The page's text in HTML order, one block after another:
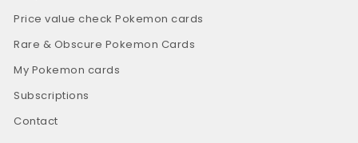
Price value check Pokemon cards
Rare & Obscure Pokemon Cards
My Pokemon cards
Subscriptions
Contact